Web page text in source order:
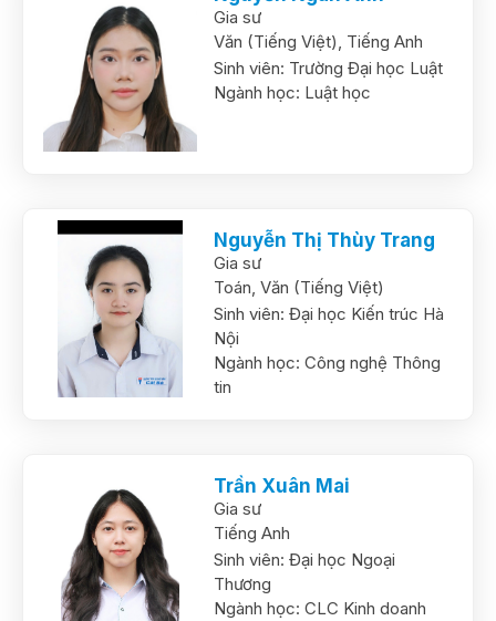
Gia sư
Văn (Tiếng Việt), Tiếng Anh
Sinh viên: Trường Đại học Luật
Ngành học: Luật học
Nguyễn Thị Thùy Trang
Gia sư
Toán,Văn (Tiếng Việt)
Sinh viên: Đại học Kiến trúc Hà
Nội
Ngành học: Công nghệ Thông
tin
Trần Xuân Mai
Gia sư
Tiếng Anh
Sinh viên: Đại học Ngoại
Thương
Ngành học: CLC Kinh doanh